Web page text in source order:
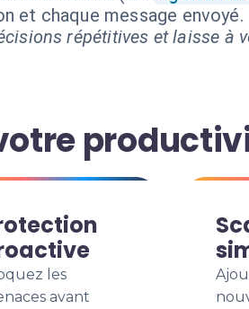
et chaque message envoyé.
répétitives et laisse à
les
avant